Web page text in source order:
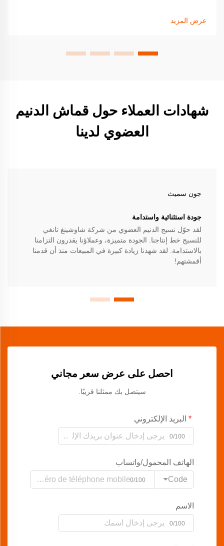
عرض المزيد
شهادات العملاء حول قماش الدنيم
العضوي لدينا
جون سميث
جودة استثنائية واستدامة
لقد حوّل نسيج الدنيم العضوي من شركة شاوشينغ تانغي
للنسيج خط إنتاجنا. الجودة متميزة، وعملاؤنا يقدرون التزامنا
بالاستدامة. لقد شهدنا زيادة كبيرة في المبيعات منذ أن قدمنا
أقمشتهم!
احصل على عرض سعر مجاني
سيتصل بك ممثلنا قريبًا.
البريد الإلكتروني
0/100
الهاتف المحمول/واتساب
Code
0/100
الاسم
0/100